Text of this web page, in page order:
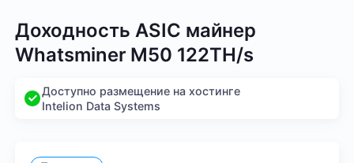
Доходность ASIC майнер
Whatsminer M50 122TH/s
Доступно размещение на хостинге
Intelion Data Systems